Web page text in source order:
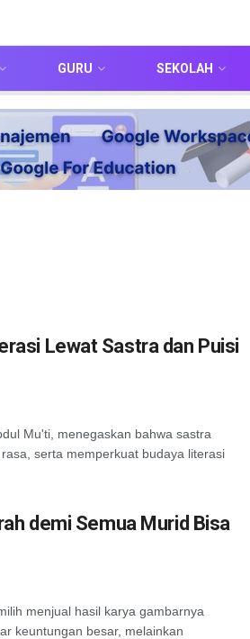
GURU SEKOLAH
Lewat Sastra dan Puisi
Mu'ti, menegaskan bahwa sastra
serta memperkuat budaya literasi
demi Semua Murid Bisa
menjual hasil karya gambarnya
keuntungan besar, melainkan